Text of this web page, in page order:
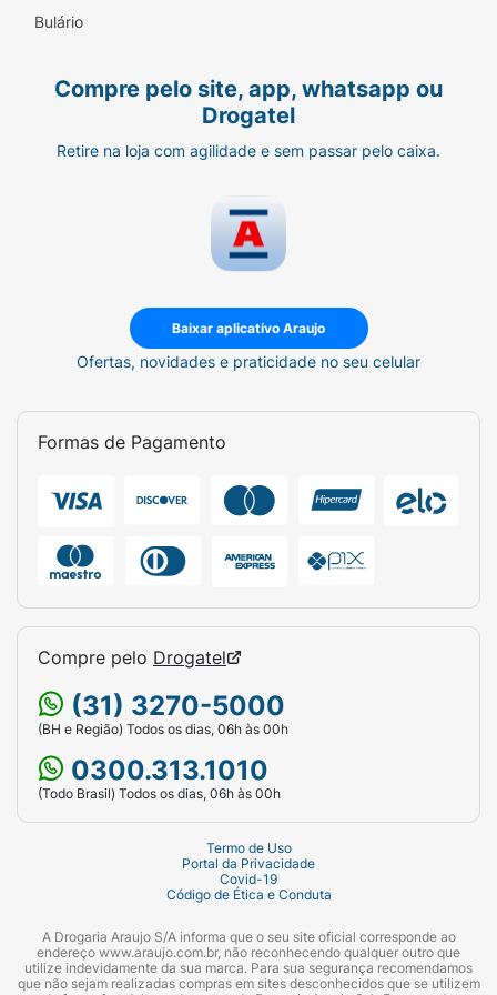
LACTOSE.
Bulário
Compre pelo site, app, whatsapp ou
Drogatel
Retire na loja com agilidade e sem passar pelo caixa.
Baixar aplicativo Araujo
Ofertas, novidades e praticidade no seu celular
Formas de Pagamento
Compre pelo Drogatel
(31) 3270-5000
(BH e Região) Todos os dias, 06h às 00h
0300.313.1010
(Todo Brasil) Todos os dias, 06h às 00h
Termo de Uso
Portal da Privacidade
Covid-19
Código de Ética e Conduta
A Drogaria Araujo S/A informa que o seu site oficial corresponde ao
endereço www.araujo.com.br, não reconhecendo qualquer outro que
utilize indevidamente da sua marca. Para sua segurança recomendamos
que não sejam realizadas compras em sites desconhecidos que se utilizem